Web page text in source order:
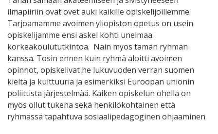
ilmapiiriin ovat ovet auki kaikille opiskelijoillemme.
Tarjoamamme avoimen yliopiston opetus on usein
opiskelijamme ensi askel kohti unelmaa:
korkeakoulututkintoa. Näin myös tämän ryhmän
kanssa. Tosin ennen kuin ryhmä aloitti avoimen
opinnot, opiskelivat he lukuvuoden verran suomen
kieltä ja kulttuuria ja esimerkiksi Euroopan unionin
poliittista järjestelmää. Kaiken opiskelun ohella on
myös ollut tukena sekä henkilökohtainen että
ryhmässä tapahtuva sosiaalipedagoginen ohjaaminen.